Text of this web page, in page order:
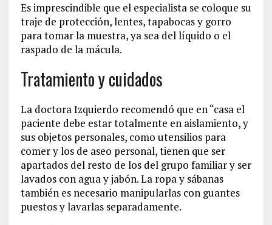
Es imprescindible que el especialista se coloque su
traje de protección,lentes, tapabocas y gorro
para tomar lamuestra, ya sea del líquido o el
raspado de la mácula.
Tratamientoy cuidados
La doctora Izquierdo recomendó que en “casa el
paciente debe estar totalmente en aislamiento,y
sus objetos personales, como utensilios para
comer y los de aseo personal,tienen que ser
apartados del resto de los delgrupo familiar y ser
lavados con agua y jabón. La ropa y sábanas
también es necesario manipularlascon guantes
puestosy lavarlas separadamente.